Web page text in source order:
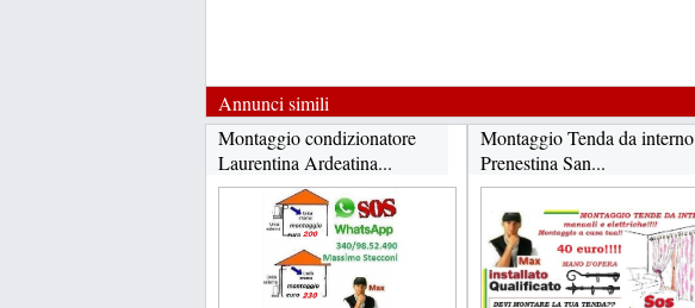
Annunci simili
Montaggio condizionatore
Laurentina Ardeatina...
Montaggio Tenda da interno
Prenestina San...